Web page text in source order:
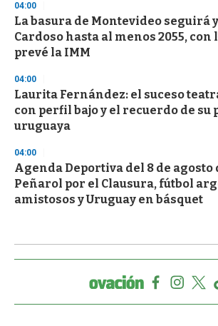
04:00
La basura de Montevideo seguirá
Cardoso hasta al menos 2055, con
prevé la IMM
04:00
Laurita Fernández: el suceso
con perfil bajo y el recuerdo de su
uruguaya
04:00
Agenda Deportiva del 8 de agosto
Peñarol por el Clausura, fútbol
amistosos y Uruguay en básquet